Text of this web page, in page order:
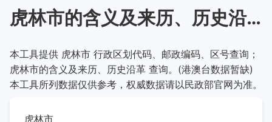
虎林市的含义及来历、历史沿革
本工具提供 虎林市 行政区划代码、邮政编码、区号查询；
虎林市的含义及来历、历史沿革 查询。(港澳台数据暂缺)
本工具所列数据仅供参考，权威数据请以民政部官网为准。
虎林市